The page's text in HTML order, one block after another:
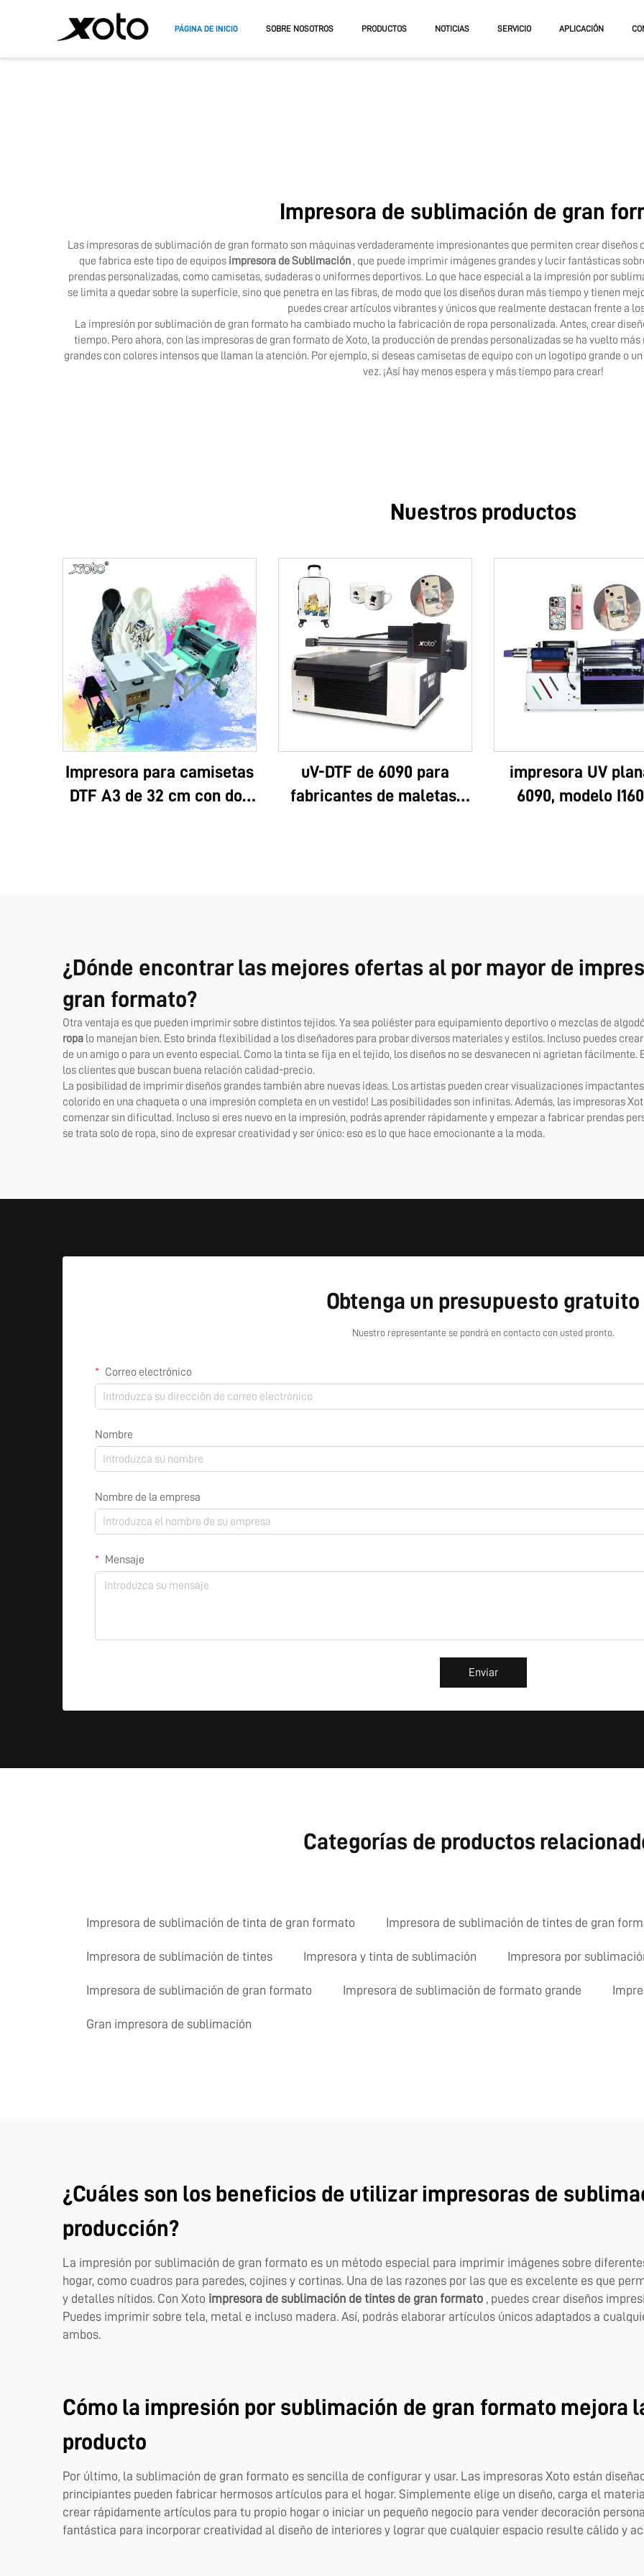
PÁGINA DE INICIO SOBRE NOSOTROS PRODUCTOS NOTICIAS SERVICIO APLICACIÓN
Impresora de sublimación de gran
Las impresoras de sublimación de gran formato son máquinas verdaderamente impresionantes que permiten crear
que fabrica este tipo de equipos impresora de Sublimación , que puede imprimir imágenes grandes y lucir fantásticas
prendas personalizadas, como camisetas, sudaderas o uniformes deportivos. Lo que hace especial a la impresión por
se limita a quedar sobre la superficie, sino que penetra en las fibras, de modo que los diseños duran más tiempo y tienen
puedes crear artículos vibrantes y únicos que realmente destacan frente a
La impresión por sublimación de gran formato ha cambiado mucho la fabricación de ropa personalizada. Antes, crear
tiempo. Pero ahora, con las impresoras de gran formato de Xoto, la producción de prendas personalizadas se ha vuelto
grandes con colores intensos que llaman la atención. Por ejemplo, si deseas camisetas de equipo con un logotipo grande o
vez. ¡Así hay menos espera y más tiempo para crear!
Nuestros productos
Impresora para camisetas
DTF A3 de 32 cm con dos
uV-DTF de 6090 para
fabricantes de maletas:
impresora UV
6090, modelo
¿Dónde encontrar las mejores ofertas al por mayor de
gran formato?
Otra ventaja es que pueden imprimir sobre distintos tejidos. Ya sea poliéster para equipamiento deportivo o mezclas de
ropa lo manejan bien. Esto brinda flexibilidad a los diseñadores para probar diversos materiales y estilos. Incluso puedes
de un amigo o para un evento especial. Como la tinta se fija en el tejido, los diseños no se desvanecen ni agrietan fácilmente.
los clientes que buscan buena relación calidad-precio.
La posibilidad de imprimir diseños grandes también abre nuevas ideas. Los artistas pueden crear visualizaciones
colorido en una chaqueta o una impresión completa en un vestido! Las posibilidades son infinitas. Además, las impresoras
comenzar sin dificultad. Incluso si eres nuevo en la impresión, podrás aprender rápidamente y empezar a fabricar prendas
se trata solo de ropa, sino de expresar creatividad y ser único: eso es lo que hace emocionante a la moda.
Obtenga un presupuesto gratuito
Nuestro representante se pondrá en contacto con usted pronto.
Correo electrónico
Nombre
Nombre de la empresa
Mensaje
Enviar
Categorías de productos
Impresora de sublimación de tinta de gran formato Impresora de sublimación de tintes de gran
Impresora de sublimación de tintes Impresora y tinta de sublimación Impresora por
Impresora de sublimación de gran formato Impresora de sublimación de formato grande
Gran impresora de sublimación
¿Cuáles son los beneficios de utilizar impresoras de
producción?
La impresión por sublimación de gran formato es un método especial para imprimir imágenes sobre
hogar, como cuadros para paredes, cojines y cortinas. Una de las razones por las que es excelente es que
y detalles nítidos. Con Xoto impresora de sublimación de tintes de gran formato , puedes crear diseños
Puedes imprimir sobre tela, metal e incluso madera. Así, podrás elaborar artículos únicos adaptados a
ambos.
Cómo la impresión por sublimación de gran formato mejora
producto
Por último, la sublimación de gran formato es sencilla de configurar y usar. Las impresoras Xoto están
principiantes pueden fabricar hermosos artículos para el hogar. Simplemente elige un diseño, carga el
crear rápidamente artículos para tu propio hogar o iniciar un pequeño negocio para vender decoración
fantástica para incorporar creatividad al diseño de interiores y lograr que cualquier espacio resulte cálido y